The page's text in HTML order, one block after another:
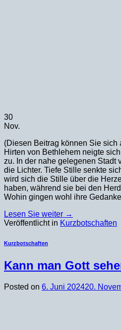
30
Nov.
(Diesen Beitrag können Sie sich
Hirten von Bethlehem neigte
zu. In der nahe gelegenen Stadt
die Lichter. Tiefe Stille senkte
wird sich die Stille über die
haben, während sie bei den
Wohin gingen wohl ihre
Lesen Sie weiter →
Veröffentlicht in Kurzbotschaften
Kurzbotschaften
Kann man Gott
Posted on 6. Juni 202420.